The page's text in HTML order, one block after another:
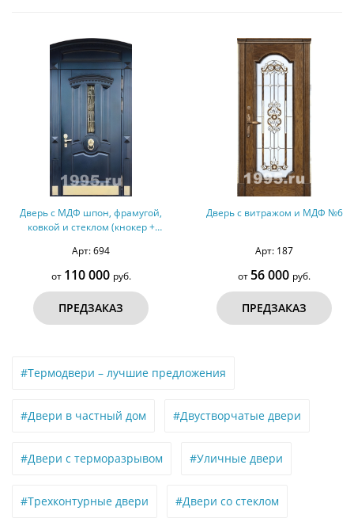
Дверь с витражом и МДФ №6
Арт: 187
от56 000
ПРЕДЗАКАЗ
Дверь с МДФ и
от29 000
ПРЕДЗАКАЗ
#Термодвери – лучшие предложения
#Двери в частный дом #Двустворчатые двери
#Двери с терморазрывом #Уличные двери
#Трехконтурные двери #Двери со стеклом